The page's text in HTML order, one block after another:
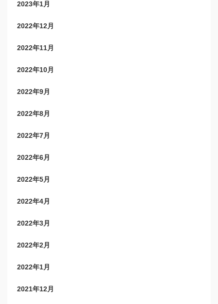
2023年1月
2022年12月
2022年11月
2022年10月
2022年9月
2022年8月
2022年7月
2022年6月
2022年5月
2022年4月
2022年3月
2022年2月
2022年1月
2021年12月